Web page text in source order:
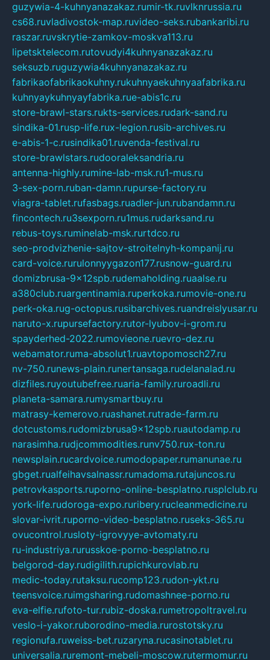
guzywia-4-kuhnyanazakaz.rumir-tk.ruvlknrussia.ru
cs68.ruvladivostok-map.ruvideo-seks.rubankaribi.ru
raszar.ruvskrytie-zamkov-moskva113.ru
lipetsktelecom.rutovudyi4kuhnyanazakaz.ru
seksuzb.ruguzywia4kuhnyanazakaz.ru
fabrikaofabrikaokuhny.rukuhnyaekuhnyaafabrika.ru
kuhnyaykuhnyayfabrika.rue-abis1c.ru
store-brawl-stars.rukts-services.rudark-sand.ru
sindika-01.rusp-life.rux-legion.rusib-archives.ru
e-abis-1-c.rusindika01.ruvenda-festival.ru
store-brawlstars.rudooraleksandria.ru
antenna-highly.rumine-lab-msk.ru1-mus.ru
3-sex-porn.ruban-damn.rupurse-factory.ru
viagra-tablet.rufasbags.ruadler-jun.rubandamn.ru
fincontech.ru3sexporn.ru1mus.rudarksand.ru
rebus-toys.ruminelab-msk.rurtdco.ru
seo-prodvizhenie-sajtov-stroitelnyh-kompanij.ru
card-voice.rurulonnyygazon177.rusnow-guard.ru
domizbrusa-9x12spb.rudemaholding.ruaalse.ru
a380club.ruargentinamia.ruperkoka.rumovie-one.ru
perk-oka.rug-octopus.rusibarchives.ruandreislyusar.ru
naruto-x.rupursefactory.rutor-lyubov-i-grom.ru
spayderhed-2022.rumovieone.ruevro-dez.ru
webamator.ruma-absolut1.ruavtopomosch27.ru
nv-750.runews-plain.runertansaga.rudelanalad.ru
dizfiles.ruyoutubefree.ruaria-family.ruroadli.ru
planeta-samara.rumysmartbuy.ru
matrasy-kemerovo.ruashanet.rutrade-farm.ru
dotcustoms.rudomizbrusa9x12spb.ruautodamp.ru
narasimha.rudjcommodities.runv750.rux-ton.ru
newsplain.rucardvoice.rumodopaper.rumanunae.ru
gbget.rualfeihavsalnassr.rumadoma.rutajuncos.ru
petrovkasports.ruporno-online-besplatno.rusplclub.ru
york-life.rudoroga-expo.ruribery.rucleanmedicine.ru
slovar-ivrit.ruporno-video-besplatno.ruseks-365.ru
ovucontrol.rusloty-igrovyye-avtomaty.ru
ru-industriya.rurusskoe-porno-besplatno.ru
belgorod-day.rudigilith.rupichkurovlab.ru
medic-today.rutaksu.rucomp123.rudon-ykt.ru
teensvoice.ruimgsharing.rudomashnee-porno.ru
eva-elfie.rufoto-tur.rubiz-doska.rumetropoltravel.ru
veslo-i-yakor.ruborodino-media.rurostotsky.ru
regionufa.ruweiss-bet.ruzaryna.rucasinotablet.ru
universalia.ruremont-mebeli-moscow.rutermomur.ru